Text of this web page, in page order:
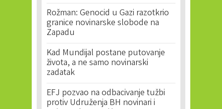
Rožman: Genocid u Gazi razotkrio
granice novinarske slobode na
Zapadu
Kad Mundijal postane putovanje
života, a ne samo novinarski
zadatak
EFJ pozvao na odbacivanje tužbi
protiv Udruženja BH novinari i